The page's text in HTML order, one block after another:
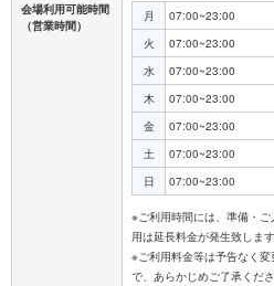
会場利用可能時間
（営業時間）
月
07:00~23:00
火
07:00~23:00
水
07:00~23:00
木
07:00~23:00
金
07:00~23:00
土
07:00~23:00
日
07:00~23:00
※ご利用時間には、準備・
用は延長料金が発生致します
※ご利用料金等は予告なく
で、あらかじめご了承くださ